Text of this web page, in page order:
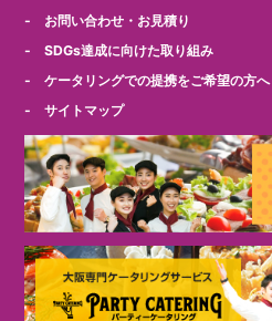
- お問い合わせ・お見積り
- SDGs達成に向けた取り組み
- ケータリングでの提携をご希望の方へ
- サイトマップ